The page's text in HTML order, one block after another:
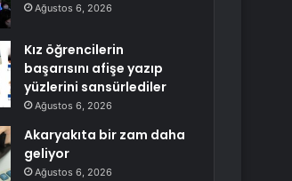
Ağustos 6, 2026
Kız öğrencilerin
başarısını afişe yazıp
yüzlerini sansürlediler
Ağustos 6, 2026
Akaryakıta bir zam daha
geliyor
Ağustos 6, 2026